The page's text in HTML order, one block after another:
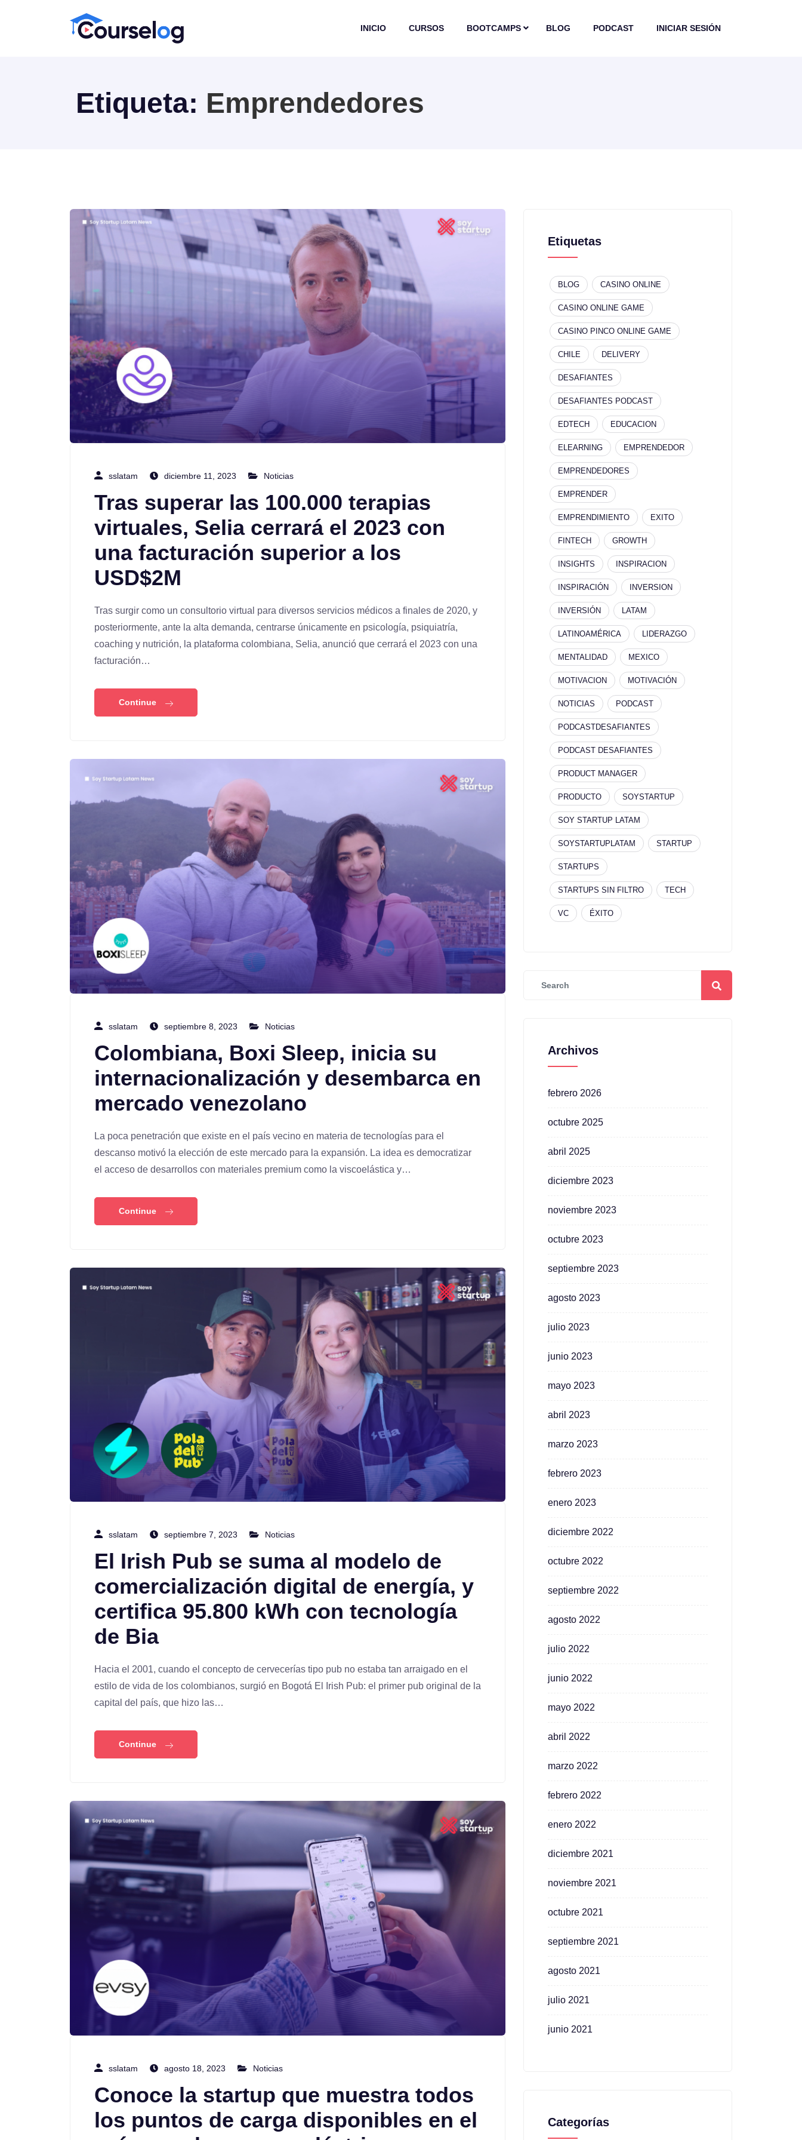
INICIO CURSOS BOOTCAMPS BLOG PODCAST INICIAR SESIÓN
Etiqueta: Emprendedores
sslatam diciembre 11, 2023 Noticias
Tras superar las 100.000 terapias
virtuales, Selia cerrará el 2023 con
una facturación superior a los
USD$2M
Tras surgir como un consultorio virtual para diversos servicios médicos a finales de 2020, y
posteriormente, ante la alta demanda, centrarse únicamente en psicología, psiquiatría,
coaching y nutrición, la plataforma colombiana, Selia, anunció que cerrará el 2023 con una
facturación…
Continue
sslatam septiembre 8, 2023 Noticias
Colombiana, Boxi Sleep, inicia su
internacionalización y desembarca en
mercado venezolano
La poca penetración que existe en el país vecino en materia de tecnologías para el
descanso motivó la elección de este mercado para la expansión. La idea es democratizar
el acceso de desarrollos con materiales premium como la viscoelástica y…
Continue
sslatam septiembre 7, 2023 Noticias
El Irish Pub se suma al modelo de
comercialización digital de energía, y
certifica 95.800 kWh con tecnología
de Bia
Hacia el 2001, cuando el concepto de cervecerías tipo pub no estaba tan arraigado en el
estilo de vida de los colombianos, surgió en Bogotá El Irish Pub: el primer pub original de la
capital del país, que hizo las…
Continue
sslatam agosto 18, 2023 Noticias
Conoce la startup que muestra todos
los puntos de carga disponibles en el
Etiquetas
BLOG CASINO ONLINE
CASINO ONLINE GAME
CASINO PINCO ONLINE GAME
CHILE DELIVERY
DESAFIANTES
DESAFIANTES PODCAST
EDTECH EDUCACION
ELEARNING EMPRENDEDOR
EMPRENDEDORES
EMPRENDER
EMPRENDIMIENTO EXITO
FINTECH GROWTH
INSIGHTS INSPIRACION
INSPIRACIÓN INVERSION
INVERSIÓN LATAM
LATINOAMÉRICA LIDERAZGO
MENTALIDAD MEXICO
MOTIVACION MOTIVACIÓN
NOTICIAS PODCAST
PODCASTDESAFIANTES
PODCAST DESAFIANTES
PRODUCT MANAGER
PRODUCTO SOYSTARTUP
SOY STARTUP LATAM
SOYSTARTUPLATAM STARTUP
STARTUPS
STARTUPS SIN FILTRO TECH
VC ÉXITO
Archivos
febrero 2026
octubre 2025
abril 2025
diciembre 2023
noviembre 2023
octubre 2023
septiembre 2023
agosto 2023
julio 2023
junio 2023
mayo 2023
abril 2023
marzo 2023
febrero 2023
enero 2023
diciembre 2022
octubre 2022
septiembre 2022
agosto 2022
julio 2022
junio 2022
mayo 2022
abril 2022
marzo 2022
febrero 2022
enero 2022
diciembre 2021
noviembre 2021
octubre 2021
septiembre 2021
agosto 2021
julio 2021
junio 2021
Categorías